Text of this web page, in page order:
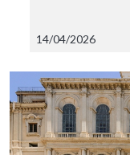
14/04/2026